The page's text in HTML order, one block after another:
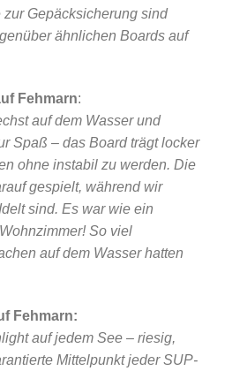
Gepäcksicherung sind
ähnlichen Boards auf
Fehmarn:
auf dem Wasser und
Spaß – das Board trägt locker
ohne instabil zu werden. Die
gespielt, während wir
sind. Es war wie ein
So viel
auf dem Wasser hatten
Fehmarn:
auf jedem See – riesig,
Mittelpunkt jeder SUP-